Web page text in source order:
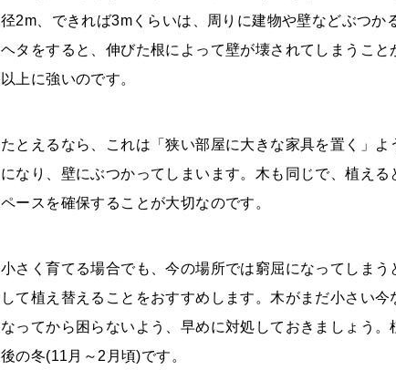
径2m、できれば3mくらいは、周りに建物や壁などぶつか
ヘタをすると、伸びた根によって壁が壊されてしまうこ
以上に強いのです。
たとえるなら、これは「狭い部屋に大きな家具を置く」
になり、壁にぶつかってしまいます。木も同じで、植え
ペースを確保することが大切なのです。
小さく育てる場合でも、今の場所では窮屈になってしま
して植え替えることをおすすめします。木がまだ小さい
なってから困らないよう、早めに対処しておきましょう
後の冬(11月～2月頃)です。